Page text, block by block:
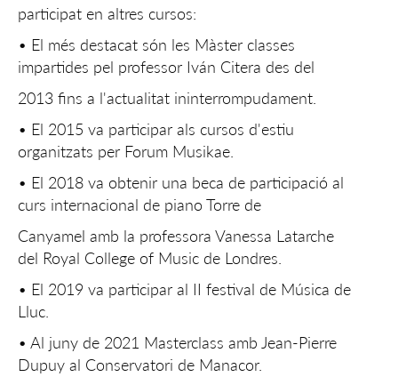
participat en altres cursos:
• El més destacat són les Màster classes
impartides pel professor Iván Citera des del
2013 fins a l'actualitat ininterrompudament.
• El 2015 va participar als cursos d'estiu
organitzats per Forum Musikae.
• El 2018 va obtenir una beca de participació al
curs internacional de piano Torre de
Canyamel amb la professora Vanessa Latarche
del Royal College of Music de Londres.
• El 2019 va participar al II festival de Música de
Lluc.
• Al juny de 2021 Masterclass amb Jean-Pierre
Dupuy al Conservatori de Manacor.